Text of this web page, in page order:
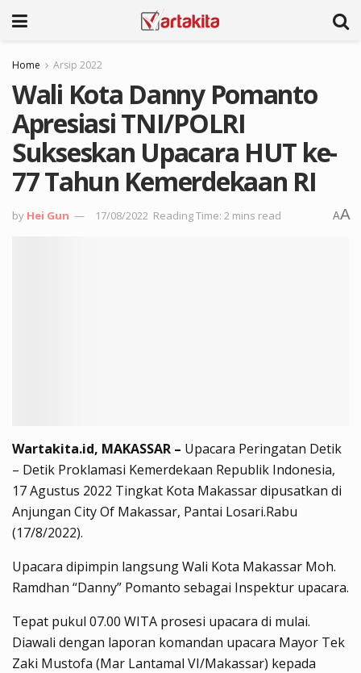
Home Arsip 2022
Wali Kota Danny Pomanto
Apresiasi TNI/POLRI
Sukseskan Upacara HUT ke-
77 Tahun Kemerdekaan RI
by Hei Gun 17/08/2022 Reading Time: 2 mins read AA
Wartakita.id, MAKASSAR – Upacara Peringatan Detik
– Detik Proklamasi Kemerdekaan Republik Indonesia,
17 Agustus 2022 Tingkat Kota Makassar dipusatkan di
Anjungan City Of Makassar, Pantai Losari.Rabu
(17/8/2022).
Upacara dipimpin langsung Wali Kota Makassar Moh.
Ramdhan “Danny” Pomanto sebagai Inspektur upacara.
Tepat pukul 07.00 WITA prosesi upacara di mulai.
Diawali dengan laporan komandan upacara Mayor Tek
Zaki Mustofa (Mar Lantamal VI/Makassar) kepada